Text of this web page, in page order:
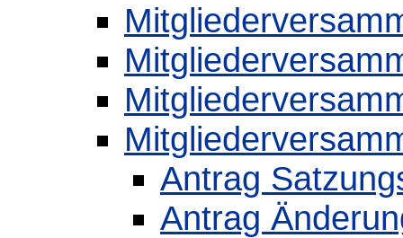
Antrag
Antrag